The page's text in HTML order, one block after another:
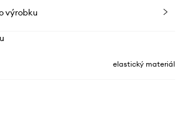
výrobku
elastický materiál